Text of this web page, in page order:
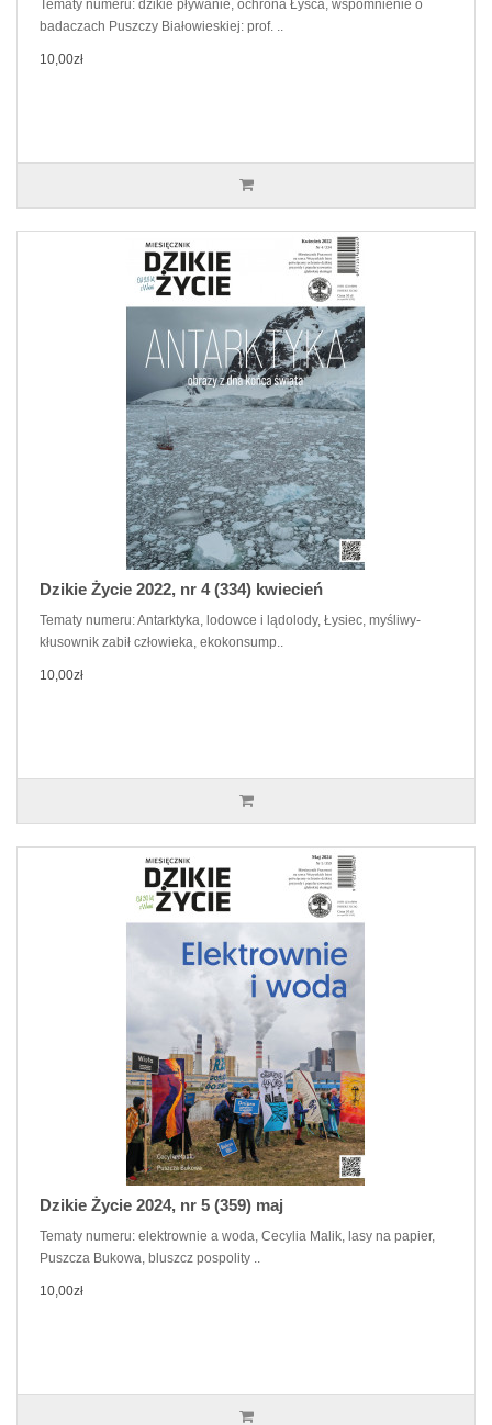
Tematy numeru: dzikie pływanie, ochrona Łyśca, wspomnienie o
badaczach Puszczy Białowieskiej: prof. ..
10,00zł
Dzikie Życie 2022, nr 4 (334) kwiecień
Tematy numeru: Antarktyka, lodowce i lądolody, Łysiec, myśliwy-
kłusownik zabił człowieka, ekokonsump..
10,00zł
Dzikie Życie 2024, nr 5 (359) maj
Tematy numeru: elektrownie a woda, Cecylia Malik, lasy na papier,
Puszcza Bukowa, bluszcz pospolity ..
10,00zł